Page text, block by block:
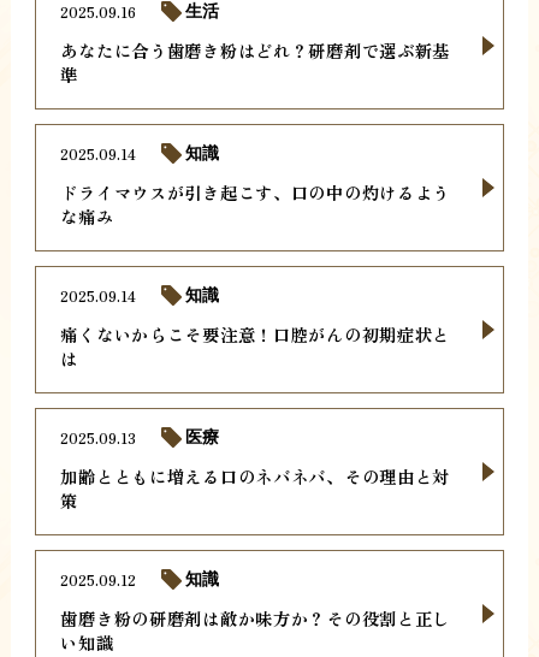
あなたに合う歯磨き粉はどれ？研磨剤で選ぶ新基
準
2025.09.16 生活
ドライマウスが引き起こす、口の中の灼けるよう
な痛み
2025.09.14 知識
痛くないからこそ要注意！口腔がんの初期症状と
は
2025.09.14 知識
加齢とともに増える口のネバネバ、その理由と対
策
2025.09.13 医療
歯磨き粉の研磨剤は敵か味方か？その役割と正し
い知識
2025.09.12 知識